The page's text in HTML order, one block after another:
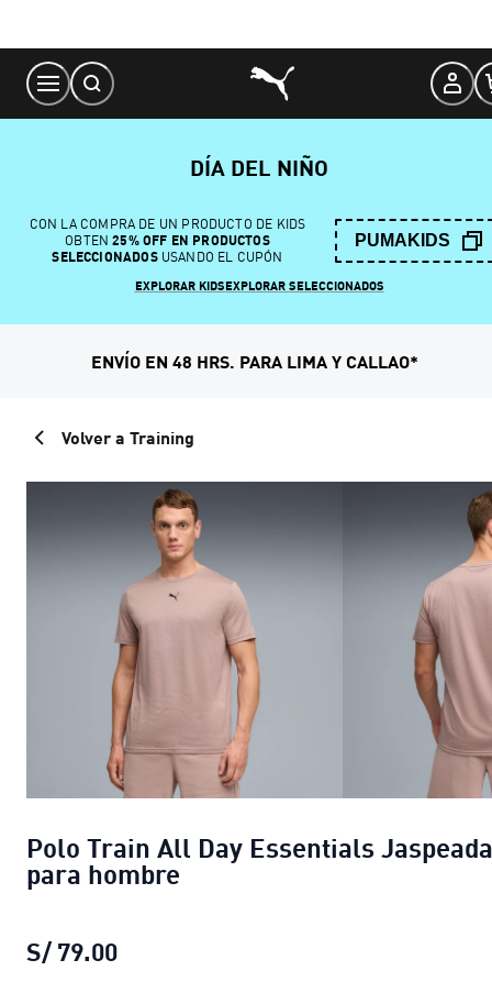
Content
DÍA DEL NIÑO
CON LA COMPRA DE UN PRODUCTO DE KIDS
OBTEN 25% OFF EN PRODUCTOS
SELECCIONADOSUSANDO EL CUPÓN
PUMAKIDS
EXPLORAR KIDSEXPLORAR SELECCIONADOS
ENVÍO EN 48 HRS. PARA LIMA Y CALLAO*
Volver a Training
Polo Train All Day Essentials Jaspeada
para hombre
S/ 79.00